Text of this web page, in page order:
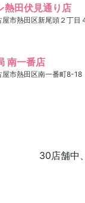
熱田伏見通り店
屋市熱田区新尾頭２丁目
南一番店
屋市熱田区南一番町8-18
30店舗中